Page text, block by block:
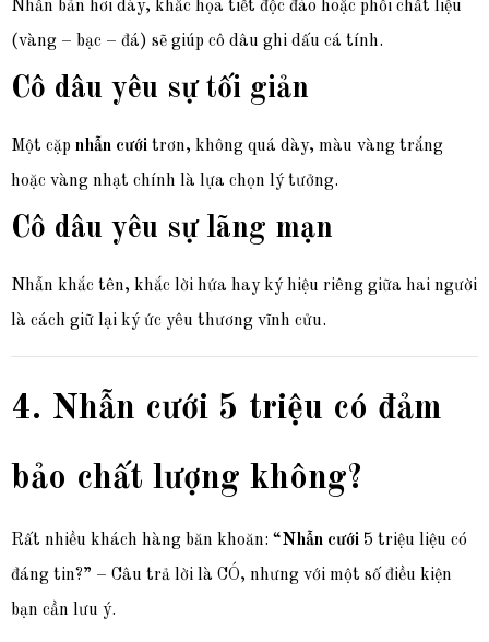
Nhẫn bản hơi dày, khắc họa tiết độc đáo hoặc phối chất liệu
(vàng – bạc – đá) sẽ giúp cô dâu ghi dấu cá tính.
Cô dâu yêu sự tối giản
Một cặp nhẫn cưới trơn, không quá dày, màu vàng trắng
hoặc vàng nhạt chính là lựa chọn lý tưởng.
Cô dâu yêu sự lãng mạn
Nhẫn khắc tên, khắc lời hứa hay ký hiệu riêng giữa hai người
là cách giữ lại ký ức yêu thương vĩnh cửu.
4. Nhẫn cưới 5 triệu có đảm
bảo chất lượng không?
Rất nhiều khách hàng băn khoăn: “Nhẫn cưới 5 triệu liệu có
đáng tin?” – Câu trả lời là CÓ, nhưng với một số điều kiện
bạn cần lưu ý.